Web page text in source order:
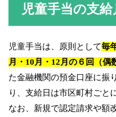
児童手当の支給
児童手当は、原則として毎
月・10月・12月の６回（偶
た金融機関の預金口座に振
り、支給日は市区町村ごと
なお、新規で認定請求や額